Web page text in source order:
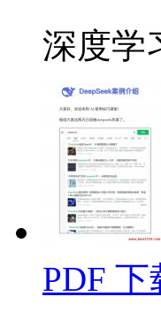
深度学
PDF 下